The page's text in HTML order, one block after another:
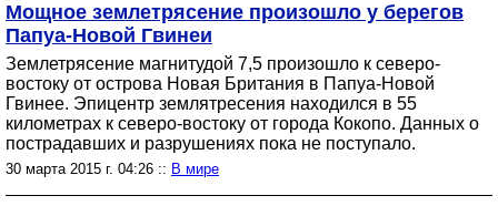
Мощное землетрясение произошло у берегов
Папуа-Новой Гвинеи
Землетрясение магнитудой 7,5 произошло к северо-
востоку от острова Новая Британия в Папуа-Новой
Гвинее. Эпицентр землятресения находился в 55
километрах к северо-востоку от города Кокопо. Данных о
пострадавших и разрушениях пока не поступало.
30 марта 2015 г. 04:26 :: В мире